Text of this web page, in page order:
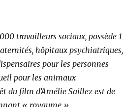
travailleurs sociaux, possède 1
hôpitaux psychiatriques,
pour les personnes
pour les animaux
du film d’Amélie Saillez est de
« royaume ».